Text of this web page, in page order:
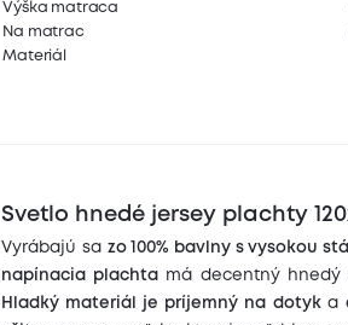
Výška matraca
Na matrac
Materiál
Svetlo hnedé jersey plachty
Vyrábajú sa zo 100% bavlny s vysokou
napínacia plachtamá decentný hnedý
Hladký materiál je príjemný na dotyk a